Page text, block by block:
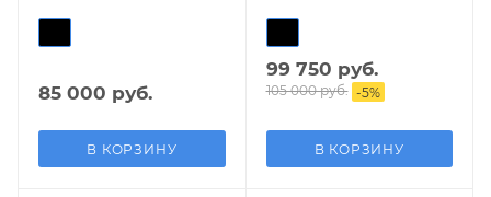
85 000 руб.
В КОРЗИНУ
99 750 руб.
105 000 руб. -5%
В КОРЗИНУ